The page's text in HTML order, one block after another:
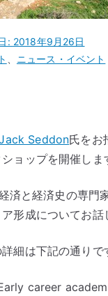
: 2018年9月26日
ニュース・イベント
Seddon氏をお
ョップを開催しま
済と経済史の専門
形成についてお話
細は下記の通りで
career